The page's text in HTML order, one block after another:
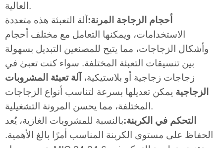
العالية.
أحجام الزجاجة المرنة: آلة التعبئة هذه متعددة
الاستخدامات، ويمكنها التعامل مع مختلف أحجام
وأشكال الزجاجات، مما يتيح للمصنعين التبديل بسهولة
بين تنسيقات التعبئة المختلفة. سواء كنت تعبئ في
زجاجات زجاجية أو بلاستيكية،
آلة تعبئة المشروبات
الزجاجية يمكن تعديلها بسرعة لتناسب أنواع الزجاجات
المختلفة، مما يحسن المرونة التشغيلية.
التحكم في الكربنة:بالنسبة للمشروبات الغازية، يُعد
الحفاظ على مستوى الكربنة المناسب أمرًا بالغ الأهمية.